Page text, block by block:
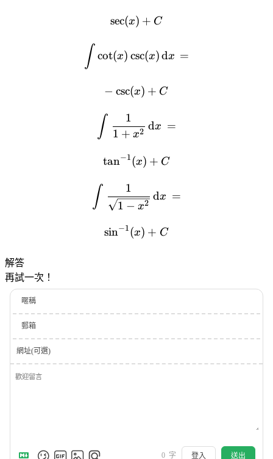
sec(x) + C
∫ cot(x) csc(x)dx =
− csc(x) + C
∫ 1 + x2
1
dx =
tan−1(x) + C
∫ 1 − x2
1
dx =
sin−1(x) + C
解答
再試一次！
暱稱
郵箱
網址(可選)
0 字 登入 送出